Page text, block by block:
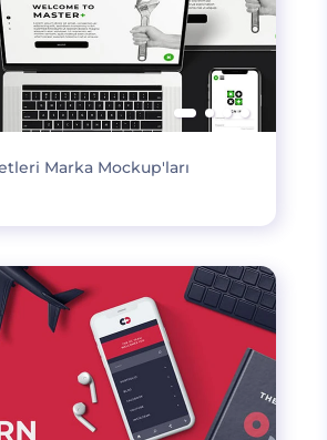
Marka Mockup'ları